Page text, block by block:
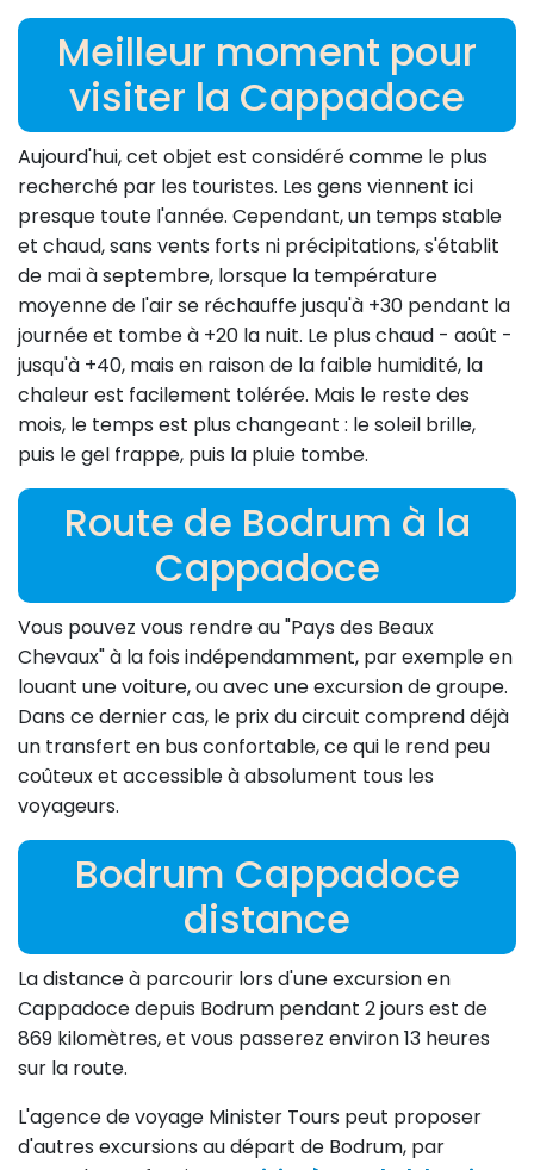
Meilleur moment pour
visiter la Cappadoce
Aujourd'hui, cet objet est considéré comme le plus
recherché par les touristes. Les gens viennent ici
presque toute l'année. Cependant, un temps stable
et chaud, sans vents forts ni précipitations, s'établit
de mai à septembre, lorsque la température
moyenne de l'air se réchauffe jusqu'à +30 pendant la
journée et tombe à +20 la nuit. Le plus chaud - août -
jusqu'à +40, mais en raison de la faible humidité, la
chaleur est facilement tolérée. Mais le reste des
mois, le temps est plus changeant : le soleil brille,
puis le gel frappe, puis la pluie tombe.
Route de Bodrum à la
Cappadoce
Vous pouvez vous rendre au "Pays des Beaux
Chevaux" à la fois indépendamment, par exemple en
louant une voiture, ou avec une excursion de groupe.
Dans ce dernier cas, le prix du circuit comprend déjà
un transfert en bus confortable, ce qui le rend peu
coûteux et accessible à absolument tous les
voyageurs.
Bodrum Cappadoce
distance
La distance à parcourir lors d'une excursion en
Cappadoce depuis Bodrum pendant 2 jours est de
869 kilomètres, et vous passerez environ 13 heures
sur la route.
L'agence de voyage Minister Tours peut proposer
d'autres excursions au départ de Bodrum, par